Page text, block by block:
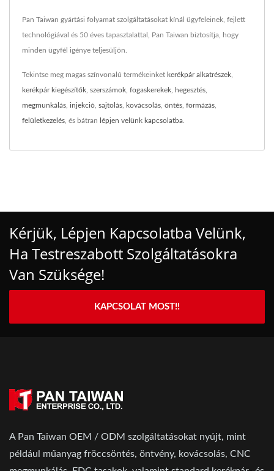
Pan Taiwan gyártási folyamat szolgáltatásokat kínál ügyfeleinek, fejlett
technológiával és 50 éves tapasztalattal, Pan Taiwan biztosítja, hogy
minden ügyfél igénye teljesüljön.
Tekintse meg magas színvonalú termékeinket kerékpár alkatrészek
kerékpár kiegészítők szerszámok fogaskerekek hegesztés
megmunkálás injekció sajtolás kovácsolás öntés formázás
felületkezelés , és bátran lépjen velünk kapcsolatba
Kérjük, Lépjen Kapcsolatba Velünk,
Ha Testreszabott Szolgáltatásokra
Van Szüksége!
KAPCSOLAT MOST!!
A Pan Taiwan OEM / ODM szolgáltatásokat nyújt, mint
például műanyag fröccsöntés, öntvény, kovácsolás, CNC